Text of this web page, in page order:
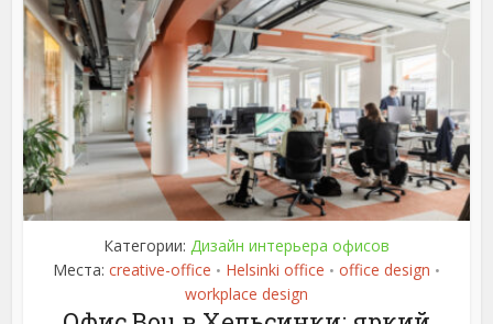
Категории: Дизайн интерьера офисов
Места: creative-office • Helsinki office • office design •
workplace design